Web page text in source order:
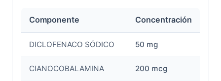
Componente Concentración
DICLOFENACO SÓDICO 50 mg
CIANOCOBALAMINA 200 mcg